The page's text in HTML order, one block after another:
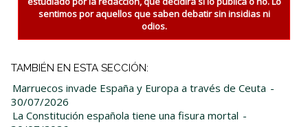
sentimos por aquellos que saben debatir sin insidias ni
odios.
TAMBIÉN EN ESTA SECCIÓN:
Marruecos invade España y Europa a través de Ceuta -
30/07/2026
La Constitución española tiene una fisura mortal -